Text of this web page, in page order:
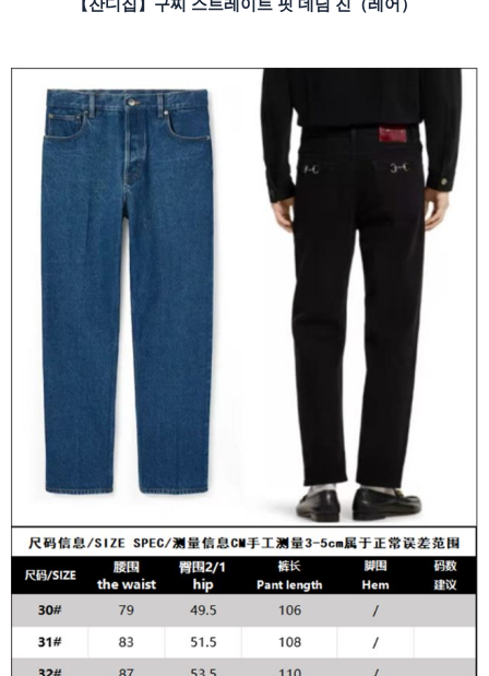
【잔디집】구찌 스트레이트 핏 데님 진（레어）